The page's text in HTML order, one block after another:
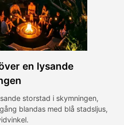
mallar
en lysande
storstad i skymningen,
blandas med blå stadsljus,